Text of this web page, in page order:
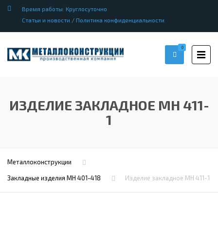
Время работы: Круглосуточно
Статьи и новости / Политика конфиденциальности
0
ИЗДЕЛИЕ ЗАКЛАДНОЕ МН 411-
1
Металлоконструкции
Закладные изделия МН 401-418 Изделие закладное МН 411-1